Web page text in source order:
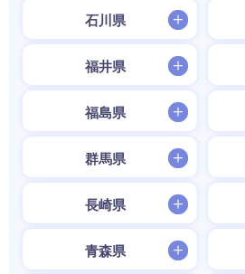
石川県
福井県
福島県
群馬県
長崎県
青森県